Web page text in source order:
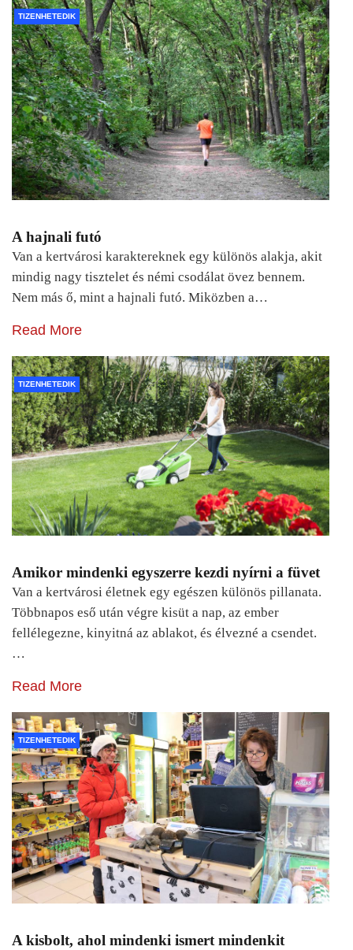
TIZENHETEDIK
A hajnali futó
Van a kertvárosi karaktereknek egy különös alakja, akit
mindig nagy tisztelet és némi csodálat övez bennem.
Nem más ő, mint a hajnali futó. Miközben a…
Read More
TIZENHETEDIK
Amikor mindenki egyszerre kezdi nyírni a füvet
Van a kertvárosi életnek egy egészen különös pillanata.
Többnapos eső után végre kisüt a nap, az ember
fellélegezne, kinyitná az ablakot, és élvezné a csendet.
…
Read More
TIZENHETEDIK
A kisbolt, ahol mindenki ismert mindenkit